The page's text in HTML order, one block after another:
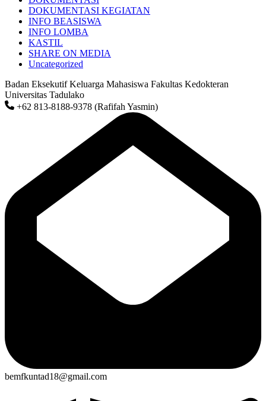
DOKUMENTASI KEGIATAN
INFO BEASISWA
INFO LOMBA
KASTIL
SHARE ON MEDIA
Uncategorized
Badan Eksekutif Keluarga Mahasiswa Fakultas Kedokteran
Universitas Tadulako
+62 813-8188-9378 (Rafifah Yasmin)
bemfkuntad18@gmail.com